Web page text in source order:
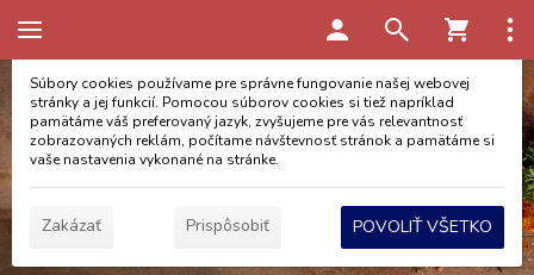
Táto stránka používa cookies
Súbory cookies používame pre správne fungovanie našej webovej
stránky a jej funkcií. Pomocou súborov cookies si tiež napríklad
pamätáme váš preferovaný jazyk, zvyšujeme pre vás relevantnosť
zobrazovaných reklám, počítame návštevnosť stránok a pamätáme si
vaše nastavenia vykonané na stránke.
Zakázať Prispôsobiť POVOLIŤ VŠETKO